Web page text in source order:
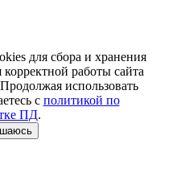
для сбора и хранения
работы сайта
использовать
с политикой по
ПД.